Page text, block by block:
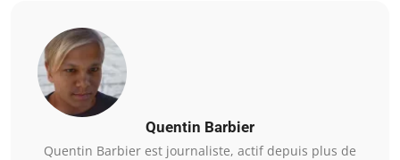
Quentin Barbier
Quentin Barbier est journaliste, actif depuis plus de